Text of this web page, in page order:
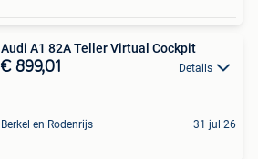
Audi A1 82A Teller Virtual Cockpit
€ 899,01 Details
Berkel en Rodenrijs 31 jul 26